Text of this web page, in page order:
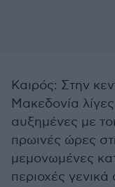
Καιρός: Στην
Μακεδονία
αυξημένες με
πρωινές ώρες
μεμονωμένες
περιοχές